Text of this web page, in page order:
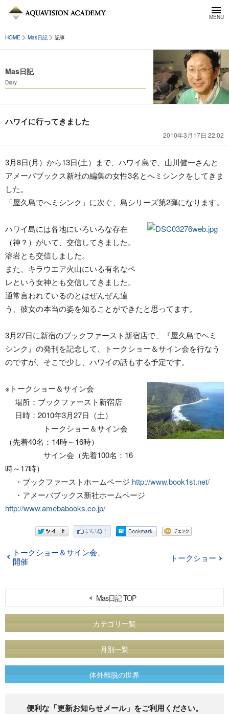
HOME Mas日記 記事
Mas日記
Diary
Mas日記 TOP
カテゴリ一覧
月別一覧
体外離脱の世界
便利な「更新お知らせメール」をご利用ください。
ハワイに行ってきました
2010年3月17日 22:02
3月8日(月）から13日(土）まで、ハワイ島で、山川健一さんと
アメーバブックス新社の編集の女性3名とへミシンクをしてきま
した。
「屋久島でへミシンク」に次ぐ、島シリーズ第2弾になります。
ハワイ島には各地にいろいろな存在
（神？）がいて、交信してきました。
溶岩とも交信しました。
また、キラウエア火山にいる有名なペ
レという女神とも交信してきました。
通常言われているのとはぜんぜん違
う、彼女の本当の姿を知ることができたと思ってます。
3月27日に新宿のブックファースト新宿店で、『屋久島でヘミ
シンク』の発刊を記念して、トークショー＆サイン会を行なう
のですが、そこで少し、ハワイの話もする予定です。
※トークショー＆サイン会
場所：ブックファースト新宿店
日時：2010年3月27日（土）
トークショー＆サイン会
（先着40名：14時～16時）
サイン会（先着100名：16
時～17時）
・ブックファーストホームページ http://www.book1st.net/
・アメーバブックス新社ホームページ
http://www.amebabooks.co.jp/
トークショー＆サイン会、
開催
トークショー